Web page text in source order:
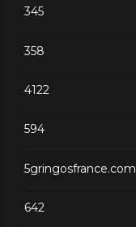
345
358
4122
594
5gringosfrance.com
642